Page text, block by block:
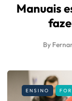
Manuais
By
ENSINO